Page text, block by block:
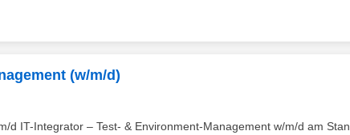
(w/m/d)
d IT-Integrator – Test- & Environment-Management w/m/d am